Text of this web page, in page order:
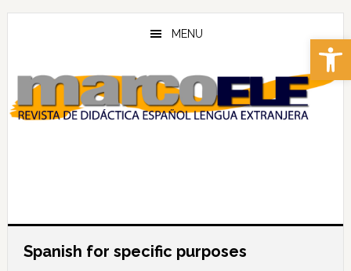
Abrir
Skip
content
Skip
MENU
Spanish for specific purposes